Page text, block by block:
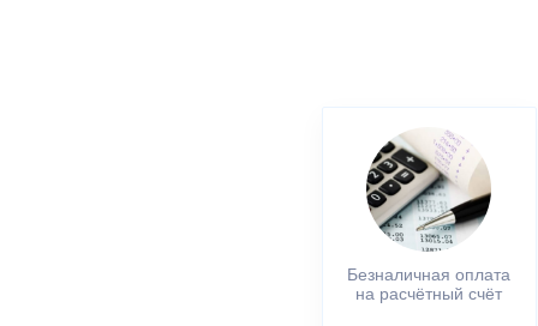
Безналичная оплата
на расчётный счёт